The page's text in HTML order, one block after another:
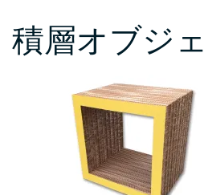
積層オブジェ